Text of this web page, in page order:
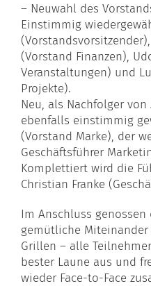
– Neuwahl des
Einstimmig
(Vorstand Finanzen),
Veranstaltungen) und
Projekte).
Neu, als Nachfolger
ebenfalls einstimmig
(Vorstand Marke), der
Geschäftsführer
Komplettiert wird die
Christian Franke
Im Anschluss
gemütliche
Grillen – alle
bester Laune aus und
wieder Face-to-Face